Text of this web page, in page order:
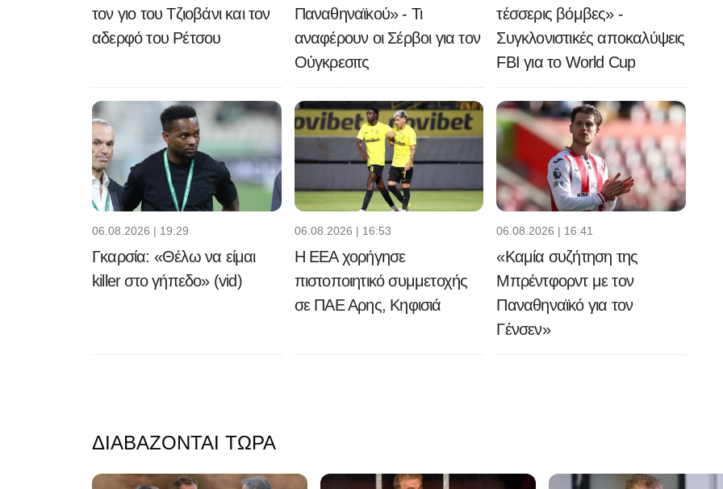
τον γιο του Τζιοβάνι και τον
αδερφό του Ρέτσου
Παναθηναϊκού» - Τι
αναφέρουν οι Σέρβοι για τον
Ούγκρεσιτς
τέσσερις βόμβες» -
Συγκλονιστικές αποκαλύψεις
FBI για το World Cup
06.08.2026 | 19:29
Γκαρσία: «Θέλω να είμαι
killer στο γήπεδο» (vid)
06.08.2026 | 16:53
Η ΕΕΑ χορήγησε
πιστοποιητικό συμμετοχής
σε ΠΑΕ Αρης, Κηφισιά
06.08.2026 | 16:41
«Καμία συζήτηση της
Μπρέντφορντ με τον
Παναθηναϊκό για τον
Γένσεν»
ΔΙΑΒΆΖΟΝΤΑΙ ΤΏΡΑ